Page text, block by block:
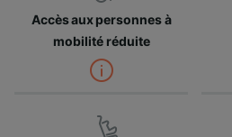
Accès aux personnes à
mobilité réduite